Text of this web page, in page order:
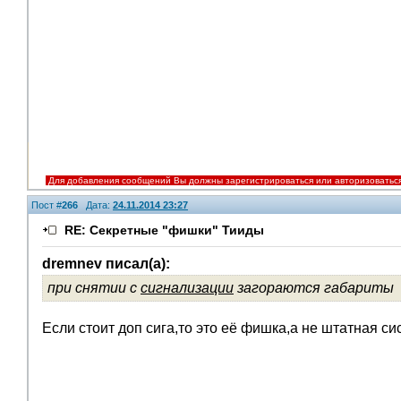
Для добавления сообщений Вы должны зарегистрироваться или
Пост #266 Дата: 24.11.2014 23:27
RE: Секретные "фишки" Тииды
dremnev писал(а):
при снятии с сигнализации загораются габариты
Если стоит доп сига,то это её фишка,а не штатная